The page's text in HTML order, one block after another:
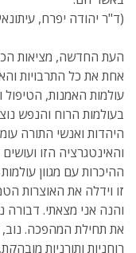
(ד"ר יהודה יפרח,
העת החדשה, מציאות
אחת את כל התרבויות
עולמות האמנות, הטיפול
בעולמות הרוח והנפש
היהדות ואנשי התורה
והאינטגרציה הזו
ההיכרות עם מגוון
זו וידלה את האוצרות
והנה אני מצאתי.
את תחילת המהפכה. נוב,
רוחניות ותורניות